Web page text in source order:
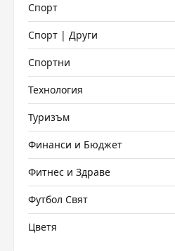
Спорт
Спорт | Други
Спортни
Технология
Туризъм
Финанси и Бюджет
Фитнес и Здраве
Футбол Свят
Цветя